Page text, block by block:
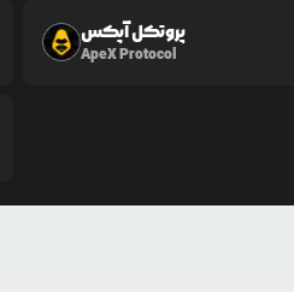
پروتکل آپکس
ApeX Protocol